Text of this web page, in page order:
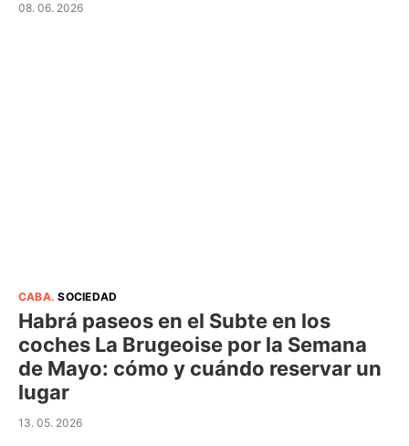
08. 06. 2026
CABA.SOCIEDAD
Habrá paseos en el Subte en los
coches La Brugeoise por la Semana
de Mayo: cómo y cuándo reservar un
lugar
13. 05. 2026